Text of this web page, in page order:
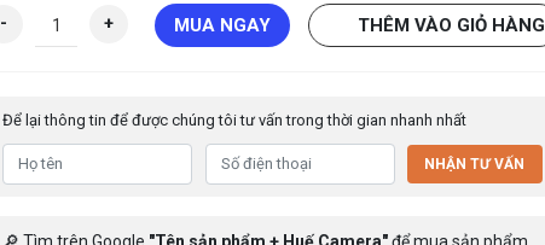
- + MUA NGAY THÊM VÀO GIỎ HÀNG
Để lại thông tin để được chúng tôi tư vấn trong thời gian nhanh nhất
NHẬN TƯ VẤN
🔎 Tìm trên Google "Tên sản phẩm + Huế Camera"để mua sản phẩm